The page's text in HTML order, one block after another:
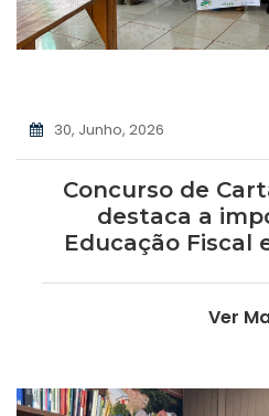
30, Junho, 2026
Concurso de
destaca a
Educação Fiscal
Ver